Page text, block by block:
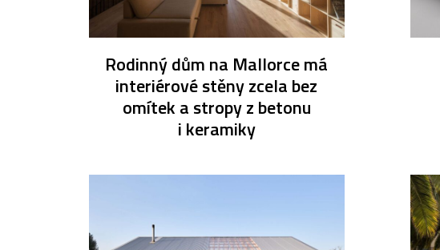
Rodinný dům na Mallorce má
interiérové stěny zcela bez
omítek a stropy z betonu
i keramiky